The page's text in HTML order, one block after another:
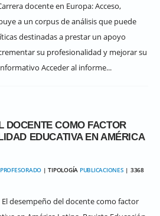
docente en Europa: Acceso,
a un corpus de análisis que puede
destinadas a prestar un apoyo
su profesionalidad y mejorar su
Acceder al informe...
DOCENTE COMO FACTOR
EDUCATIVA EN AMÉRICA
PROFESORADO | TIPOLOGÍA PUBLICACIONES | 3368
El desempeño del docente como factor